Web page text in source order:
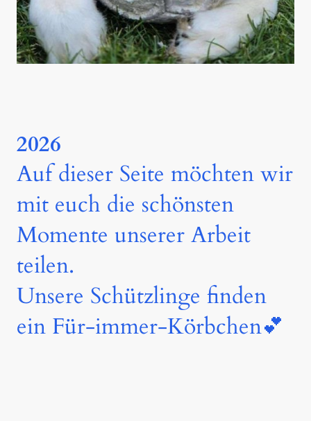
2026
Auf dieser Seite möchten wir
mit euch die schönsten
Momente unserer Arbeit
teilen.
Unsere Schützlinge finden
ein Für-immer-Körbchen💕